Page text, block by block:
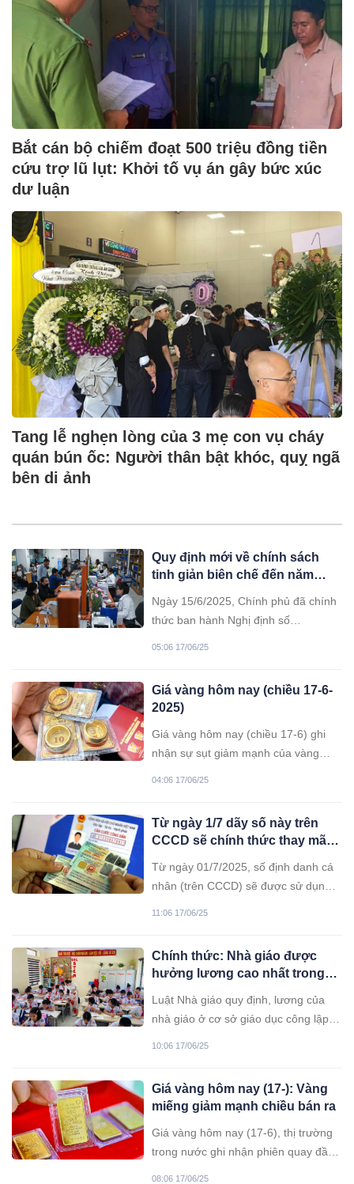
Bắt cán bộ chiếm đoạt 500 triệu đồng tiền
cứu trợ lũ lụt: Khởi tố vụ án gây bức xúc
dư luận
Tang lễ nghẹn lòng của 3 mẹ con vụ cháy
quán bún ốc: Người thân bật khóc, quỵ ngã
bên di ảnh
Quy định mới về chính sách
tinh giản biên chế đến năm
Ngày 15/6/2025, Chính phủ đã chính
thức ban hành Nghị định số
05:06 17/06/25
Giá vàng hôm nay (chiều 17-6-
2025)
Giá vàng hôm nay (chiều 17-6) ghi
nhận sự sụt giảm mạnh của vàng
04:06 17/06/25
Từ ngày 1/7 dãy số này trên
CCCD sẽ chính thức thay mã
ý, nhớ kỹ!
Từ ngày 01/7/2025, số định danh cá
nhân (trên CCCD) sẽ được sử dụng
Điều 35 Luật Quản lý thuế số
38/2019/QH14 và Điều 7 Thông tư
86/2024/TT-BTC.
11:06 17/06/25
Chính thức: Nhà giáo được
hưởng lương cao nhất trong
Luật Nhà giáo quy định, lương của
nhà giáo ở cơ sở giáo dục công lập
10:06 17/06/25
Giá vàng hôm nay (17-): Vàng
miếng giảm mạnh chiều bán ra
Giá vàng hôm nay (17-6), thị trường
trong nước ghi nhận phiên quay đầu
08:06 17/06/25